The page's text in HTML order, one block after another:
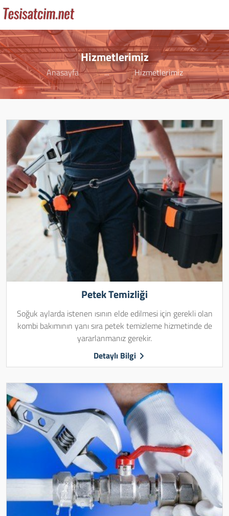
Hizmetlerimiz
Anasayfa ... Hizmetlerimiz
Petek Temizliği
Soğuk aylarda istenen ısının elde edilmesi için gerekli olan
kombi bakımının yanı sıra petek temizleme hizmetinde de
yararlanmanız gerekir.
Detaylı Bilgi